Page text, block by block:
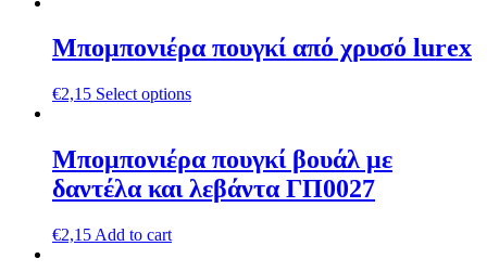
Μπομπονιέρα πουγκί από χρυσό lurex
€2,15 Select options
Μπομπονιέρα πουγκί βουάλ με
δαντέλα και λεβάντα ΓΠ0027
€2,15 Add to cart